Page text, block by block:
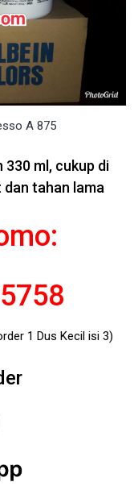
A 875
330 ml, cukup di
dan tahan lama
1 Dus Kecil isi 3)